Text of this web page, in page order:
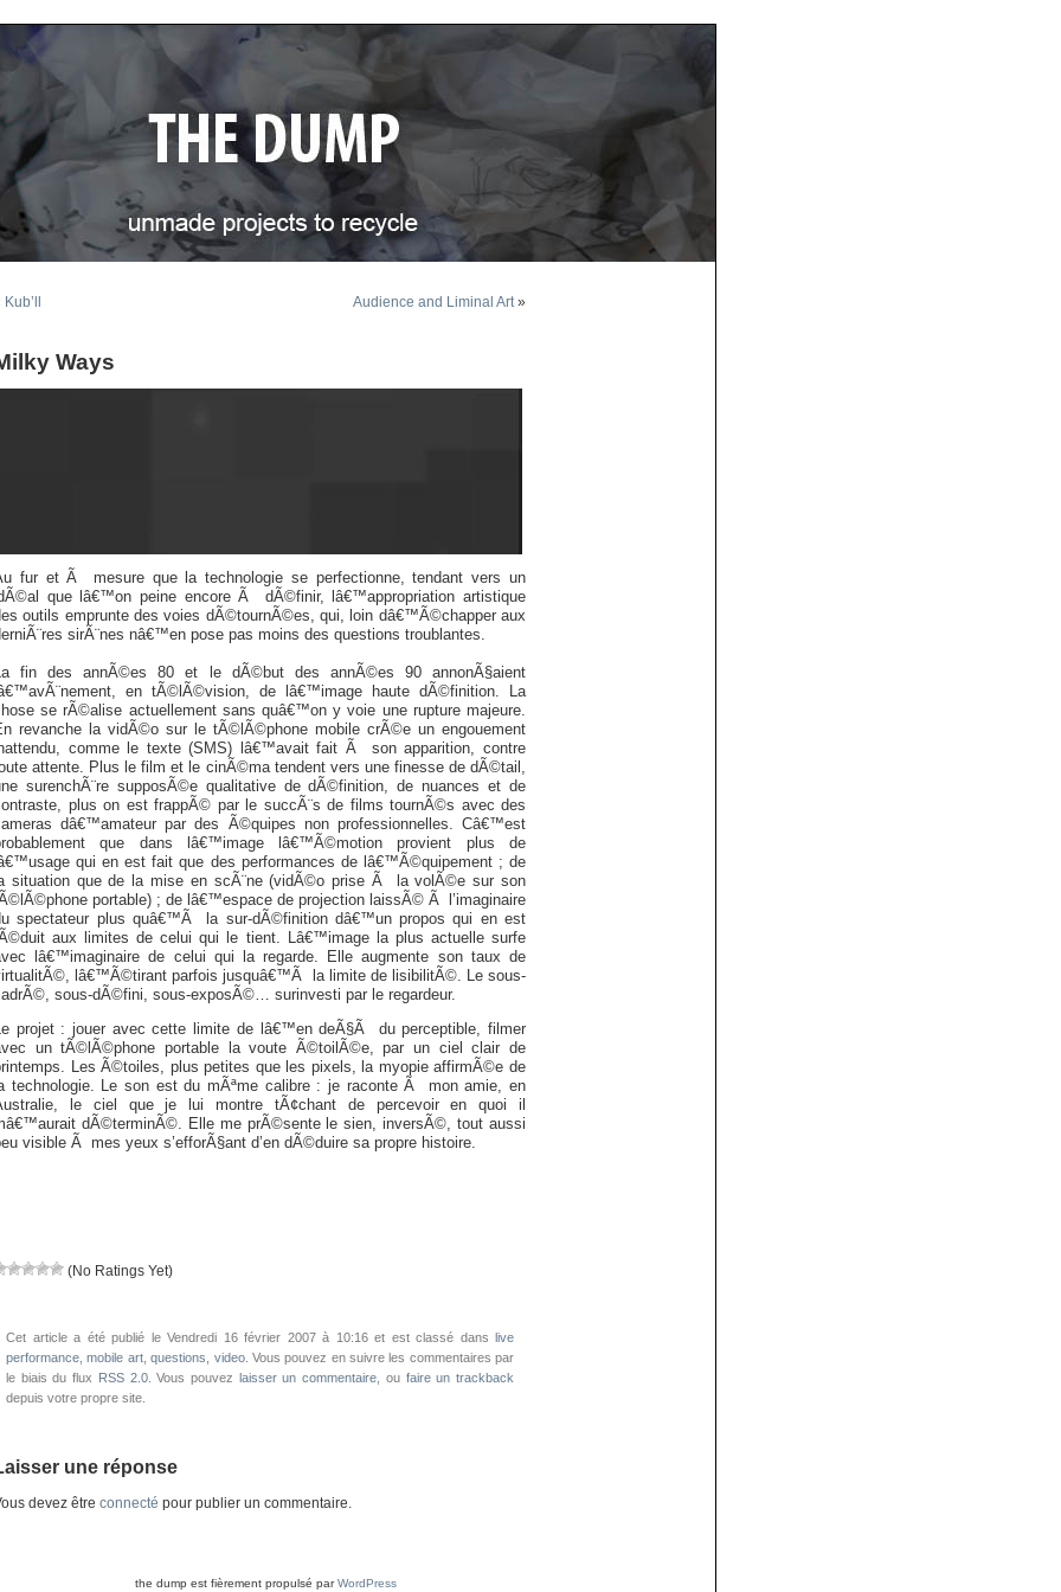
Kub’ll Audience and Liminal Art»
Ways
fur et Ã mesure que la technologie se perfectionne, tendant vers un
que lâ€™on peine encore Ã dÃ©finir, lâ€™appropriation artistique
outils emprunte des voies dÃ©tournÃ©es, qui, loin dâ€™Ã©chapper aux
sirÃ¨nes nâ€™en pose pas moins des questions troublantes.
fin des annÃ©es 80 et le dÃ©but des annÃ©es 90 annonÃ§aient
en tÃ©lÃ©vision, de lâ€™image haute dÃ©finition. La
se rÃ©alise actuellement sans quâ€™on y voie une rupture majeure.
revanche la vidÃ©o sur le tÃ©lÃ©phone mobile crÃ©e un engouement
comme le texte (SMS) lâ€™avait fait Ã son apparition, contre
attente. Plus le film et le cinÃ©ma tendent vers une finesse de dÃ©tail,
surenchÃ¨re supposÃ©e qualitative de dÃ©finition, de nuances et de
plus on est frappÃ© par le succÃ¨s de films tournÃ©s avec des
dâ€™amateur par des Ã©quipes non professionnelles. Câ€™est
que dans lâ€™image lâ€™Ã©motion provient plus de
qui en est fait que des performances de lâ€™Ã©quipement ; de
situation que de la mise en scÃ¨ne (vidÃ©o prise Ã la volÃ©e sur son
portable) ; de lâ€™espace de projection laissÃ© Ã l’imaginaire
spectateur plus quâ€™Ã la sur-dÃ©finition dâ€™un propos qui en est
aux limites de celui qui le tient. Lâ€™image la plus actuelle surfe
lâ€™imaginaire de celui qui la regarde. Elle augmente son taux de
lâ€™Ã©tirant parfois jusquâ€™Ã la limite de lisibilitÃ©. Le sous-
sous-dÃ©fini, sous-exposÃ©… surinvesti par le regardeur.
Le projet : jouer avec cette limite de lâ€™en deÃ§Ã du perceptible, filmer
un tÃ©lÃ©phone portable la voute Ã©toilÃ©e, par un ciel clair de
Les Ã©toiles, plus petites que les pixels, la myopie affirmÃ©e de
technologie. Le son est du mÃªme calibre : je raconte Ã mon amie, en
le ciel que je lui montre tÃ¢chant de percevoir en quoi il
dÃ©terminÃ©. Elle me prÃ©sente le sien, inversÃ©, tout aussi
visible Ã mes yeux s’efforÃ§ant d’en dÃ©duire sa propre histoire.
(No Ratings Yet)
Cet article a été publié le Vendredi 16 février 2007 à 10:16 et est classé dans
live
performance ,mobile art,questions video. Vous pouvez en suivre les commentaires par
le biais du flux
RSS 2.0. Vous pouvez laisser un commentaire , ou faire un trackback
depuis votre propre site.
une réponse
devez être connecté pour publier un commentaire.
the dump est fièrement propulsé parWordPress